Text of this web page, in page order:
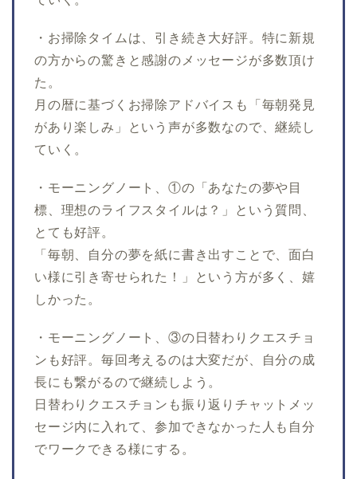
・お掃除タイムは、引き続き大好評。特に新規
の方からの驚きと感謝のメッセージが多数頂け
た。
月の暦に基づくお掃除アドバイスも「毎朝発見
があり楽しみ」という声が多数なので、継続し
ていく。
・モーニングノート、①の「あなたの夢や目
標、理想のライフスタイルは？」という質問、
とても好評。
「毎朝、自分の夢を紙に書き出すことで、面白
い様に引き寄せられた！」という方が多く、嬉
しかった。
・モーニングノート、③の日替わりクエスチョ
ンも好評。毎回考えるのは大変だが、自分の成
長にも繋がるので継続しよう。
日替わりクエスチョンも振り返りチャットメッ
セージ内に入れて、参加できなかった人も自分
でワークできる様にする。